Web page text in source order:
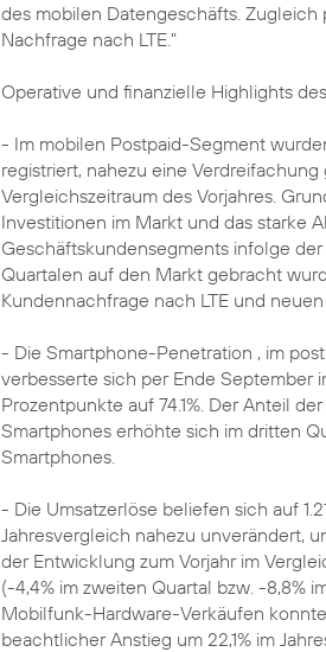
des mobilen Datengeschäfts.
Nachfrage nach LTE."
Operative und finanzielle Highlights
- Im mobilen Postpaid-Segment
registriert, nahezu eine
Vergleichszeitraum des Vorjahres.
Investitionen im Markt und das starke
Geschäftskundensegments infolge
Quartalen auf den Markt gebracht
Kundennachfrage nach LTE und
- Die Smartphone-Penetration , im
verbesserte sich per Ende September
Prozentpunkte auf 74.1%. Der Anteil
Smartphones erhöhte sich im dritten
Smartphones.
- Die Umsatzerlöse beliefen sich auf
Jahresvergleich nahezu unverändert,
der Entwicklung zum Vorjahr im
(-4,4% im zweiten Quartal bzw. -8,8%
Mobilfunk-Hardware-Verkäufen
beachtlicher Anstieg um 22,1% im